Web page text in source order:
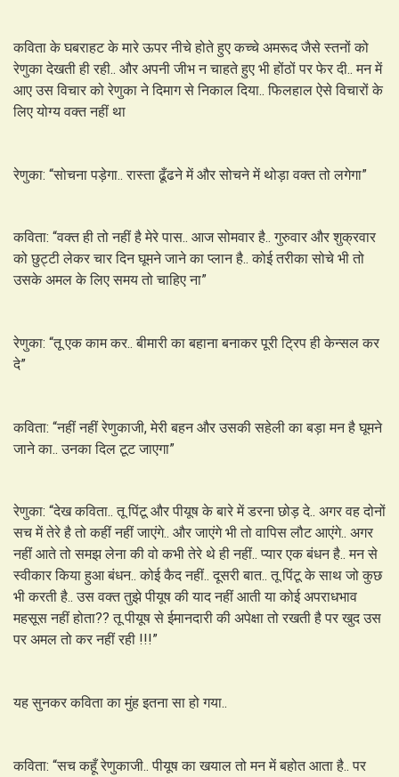
कविता के घबराहट के मारे ऊपर नीचे होते हुए कच्चे अमरूद जैसे स्तनों को
रेणुका देखती ही रही.. और अपनी जीभ न चाहते हुए भी होंठों पर फेर दी.. मन में
आए उस विचार को रेणुका ने दिमाग से निकाल दिया.. फिलहाल ऐसे विचारों के
लिए योग्य वक्त नहीं था
रेणुका: “सोचना पड़ेगा.. रास्ता ढूँढने में और सोचने में थोड़ा वक्त तो लगेगा”
कविता: “वक्त ही तो नहीं है मेरे पास.. आज सोमवार है.. गुरुवार और शुक्रवार
को छुट्टी लेकर चार दिन घूमने जाने का प्लान है.. कोई तरीका सोचे भी तो
उसके अमल के लिए समय तो चाहिए ना”
रेणुका: “तू एक काम कर.. बीमारी का बहाना बनाकर पूरी ट्रिप ही केन्सल कर
दे”
कविता: “नहीं नहीं रेणुकाजी, मेरी बहन और उसकी सहेली का बड़ा मन है घूमने
जाने का.. उनका दिल टूट जाएगा”
रेणुका: “देख कविता.. तू पिंटू और पीयूष के बारे में डरना छोड़ दे.. अगर वह दोनों
सच में तेरे है तो कहीं नहीं जाएंगे.. और जाएंगे भी तो वापिस लौट आएंगे.. अगर
नहीं आते तो समझ लेना की वो कभी तेरे थे ही नहीं.. प्यार एक बंधन है.. मन से
स्वीकार किया हुआ बंधन.. कोई कैद नहीं.. दूसरी बात.. तू पिंटू के साथ जो कुछ
भी करती है.. उस वक्त तुझे पीयूष की याद नहीं आती या कोई अपराधभाव
महसूस नहीं होता?? तू पीयूष से ईमानदारी की अपेक्षा तो रखती है पर खुद उस
पर अमल तो कर नहीं रही !!!”
यह सुनकर कविता का मुंह इतना सा हो गया..
कविता: “सच कहूँ रेणुकाजी.. पीयूष का खयाल तो मन में बहोत आता है.. पर